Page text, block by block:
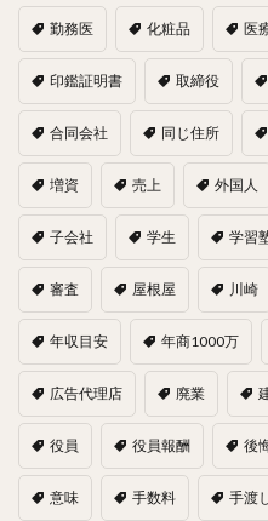
勤務医 化粧品 医
印鑑証明書 取締役
合同会社 同じ住所
増資 売上 外国人
子会社 学生 学習
審査 屋根屋 川崎
年収目安 年商1000万
広告代理店 廃業
役員 役員報酬 後
意味 手数料 手渡